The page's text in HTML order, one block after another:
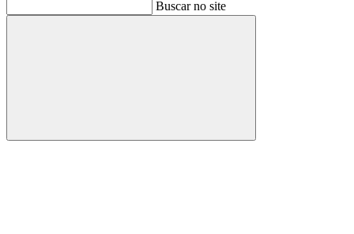
Buscar no site
Buscar